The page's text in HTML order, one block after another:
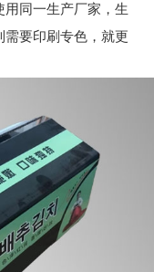
同一生产厂家，生
需要印刷专色，就更